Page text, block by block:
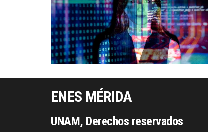
ENES MÉRIDA
UNAM, Derechos reservados